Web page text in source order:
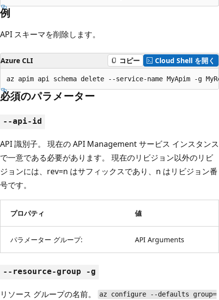
例
API スキーマを削除します。
Azure CLI コピー Cloud Shell を開く
az apim api schema delete --service-name MyApim -g
必須のパラメーター
--api-id
API 識別子。 現在の API Management サービス インスタンス
で一意である必要があります。 現在のリビジョン以外のリビ
ジョンには、rev=n はサフィックスであり、n はリビジョン番
号です。
プロパティ 値
パラメーター グループ: API Arguments
--resource-group -g
リソース グループの名前。
az configure --defaults group=